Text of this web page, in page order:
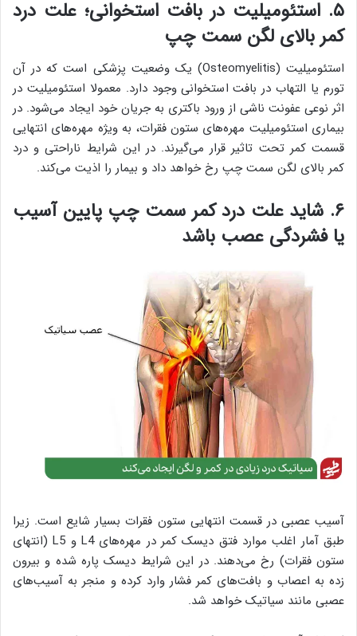
۵. استئومیلیت در بافت استخوانی؛ علت درد
کمر بالای لگن سمت چپ
استئومیلیت (Osteomyelitis) یک وضعیت پزشکی است که در آن
تورم یا التهاب در بافت استخوانی وجود دارد. معمولا استئومیلیت در
اثر نوعی عفونت ناشی از ورود باکتری به جریان خود ایجاد می‌شود. در
بیماری استئومیلیت مهره‌های ستون فقرات، به ویژه مهره‌های انتهایی
قسمت کمر تحت تاثیر قرار می‌گیرند. در این شرایط ناراحتی و درد
کمر بالای لگن سمت چپ رخ خواهد داد و بیمار را اذیت می‌کند.
۶. شاید علت درد کمر سمت چپ پایین آسیب
یا فشردگی عصب باشد
آسیب عصبی در قسمت انتهایی ستون فقرات بسیار شایع است. زیرا
طبق آمار اغلب موارد فتق دیسک کمر در مهره‌های L4 و L5 (انتهای
ستون فقرات) رخ می‌دهند. در این شرایط دیسک پاره شده و بیرون
زده به اعصاب و بافت‌های کمر فشار وارد کرده و منجر به آسیب‌های
عصبی مانند سیاتیک خواهد شد.